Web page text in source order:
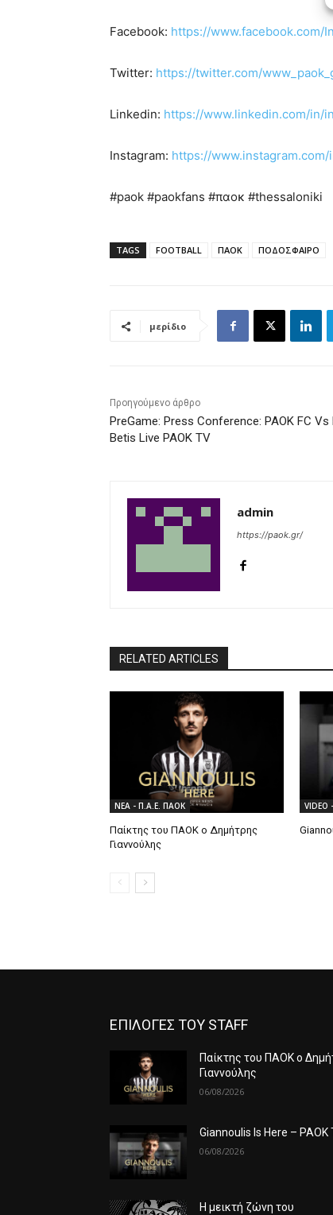
Facebook: https://www.facebook.com/
Twitter: https://twitter.com/
Linkedin: https://www.linkedin.com/in/
Instagram: https://
#paok #paokfans #παοκ #thessaloniki
TAGS FOOTBALL ΠΑΟΚ ΠΟΔΟΣΦΑΙΡΟ
μερίδιο
Προηγούμενο άρθρο
PreGame: Press Conference: PAOK FC Vs
Betis Live PAOK TV
admin
https://paok.gr/
RELATED ARTICLES
ΝΕΑ - Π.Α.Ε. ΠΑΟΚ
Παίκτης του ΠΑΟΚ ο Δημήτρης
Γιαννούλης
ΕΠΙΛΟΓΕΣ ΤΟΥ STAFF
Παίκτης του ΠΑΟΚ ο
Γιαννούλης
06/08/2026
Giannoulis Is Here – PAOK
06/08/2026
Η μεικτή ζώνη του